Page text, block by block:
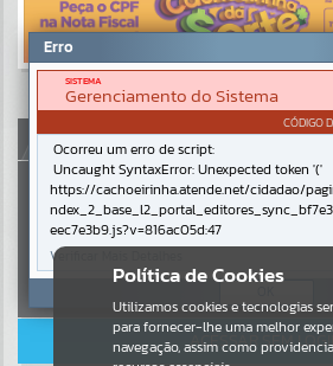
Portais
Por favor, aguarde...
NOTÍCIAS
Por favor, aguarde...
Por favor, aguarde...
AUTOATENDIMENTO
ACESSAR SEM
Política de Cookies
Utilizamos cookies e tecnologias
para fornecer-lhe uma melhor
navegação, assim como
Erro
SISTEMA
Gerenciamento do Sistema
CÓDIGO
Ocorreu um erro de script:
Uncaught SyntaxError: Unexpected token '('
https://cachoeirinha.atende.net/cidadao/
eec7e3b9.js?v=816ac05d:47
Verificar Mais Detalhes